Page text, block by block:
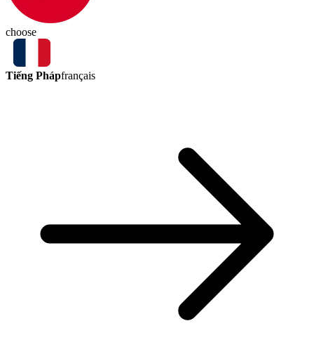
choose
Tiếng Phápfrançais